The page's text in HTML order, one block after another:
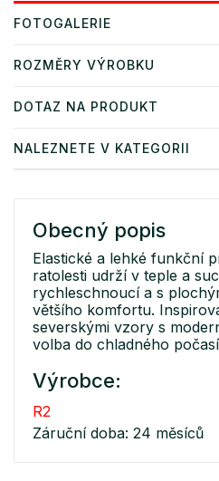
FOTOGALERIE
ROZMĚRY VÝROBKU
DOTAZ NA PRODUKT
NALEZNETE V KATEGORII
Obecný popis
Elastické a lehké funkční
ratolesti udrží v teple a
rychleschnoucí a s
většího komfortu.
severskými vzory s
volba do chladného
Výrobce:
R2
Záruční doba: 24 měsíců